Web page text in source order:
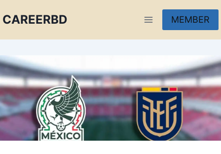
CAREERBD MEMBER
PORTAL
FORUM